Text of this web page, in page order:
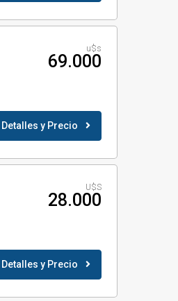
u$s
69.000
Detalles y Precio
U$S
28.000
Detalles y Precio